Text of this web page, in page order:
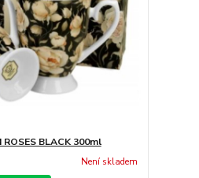
BLACK 300ml
Není skladem